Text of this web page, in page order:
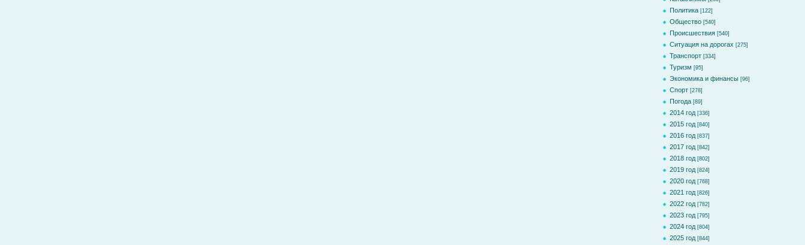
Политика [122]
Общество [540]
Происшествия [540]
Ситуация на дорогах [275]
Транспорт [334]
Туризм [95]
Экономика и финансы [96]
Спорт [278]
Погода [89]
2014 год [336]
2015 год [840]
2016 год [837]
2017 год [842]
2018 год [802]
2019 год [824]
2020 год [768]
2021 год [826]
2022 год [782]
2023 год [795]
2024 год [804]
2025 год [844]